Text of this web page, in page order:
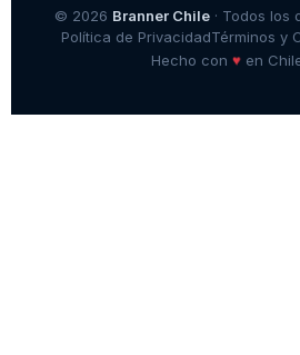
© 2026 Branner Chile· Todos los
Política de PrivacidadTérminos y
Hecho con ♥en